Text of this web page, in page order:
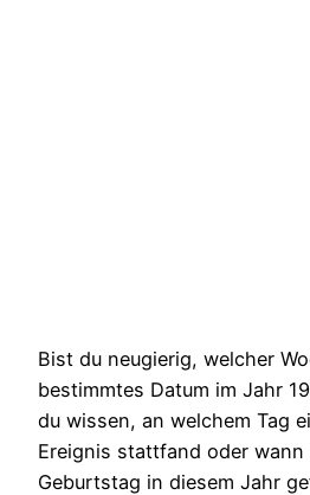
Bist du neugierig, welcher
bestimmtes Datum im Jahr
du wissen, an welchem Tag
Ereignis stattfand oder
Geburtstag in diesem Jahr